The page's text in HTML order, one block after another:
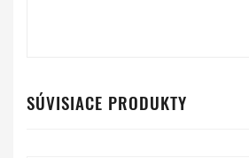
SÚVISIACE PRODUKTY